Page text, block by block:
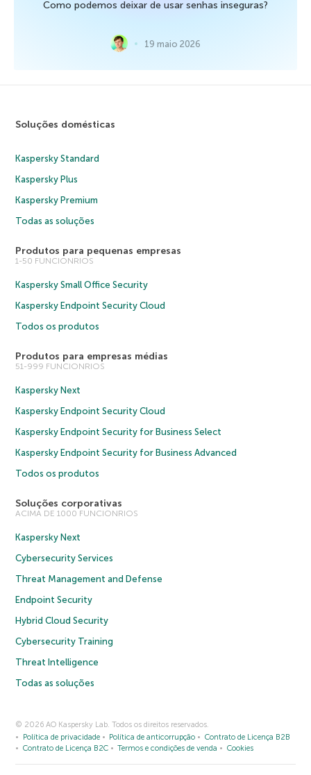
Como podemos deixar de usar senhas inseguras?
19 maio 2026
Soluções domésticas
Kaspersky Standard
Kaspersky Plus
Kaspersky Premium
Todas as soluções
Produtos para pequenas empresas
1-50 FUNCIONRIOS
Kaspersky Small Office Security
Kaspersky Endpoint Security Cloud
Todos os produtos
Produtos para empresas médias
51-999 FUNCIONRIOS
Kaspersky Next
Kaspersky Endpoint Security Cloud
Kaspersky Endpoint Security for Business Select
Kaspersky Endpoint Security for Business Advanced
Todos os produtos
Soluções corporativas
ACIMA DE 1000 FUNCIONRIOS
Kaspersky Next
Cybersecurity Services
Threat Management and Defense
Endpoint Security
Hybrid Cloud Security
Cybersecurity Training
Threat Intelligence
Todas as soluções
© 2026 AO Kaspersky Lab. Todos os direitos reservados.
Política de privacidade
Política de anticorrupção
Contrato de Licença B2B
Contrato de Licença B2C
Termos e condições de venda Cookies